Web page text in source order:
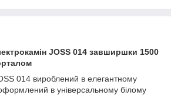
JOSS 014 завширшки 1500
014 вироблений в елегантному
в універсальному білому